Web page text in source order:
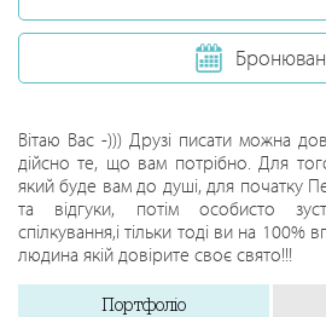
Вітаю Вас -))) Друзі писати можна
дійсно те, що вам потрібно. Для
який буде вам до душі, для початку
та відгуки, потім особисто
спілкування,і тільки тоді ви на
людина якій довірите своє свято!!!
Портфоліо